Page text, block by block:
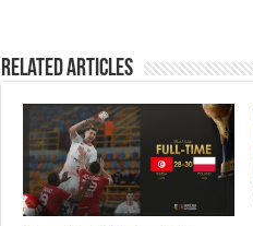
Related Articles